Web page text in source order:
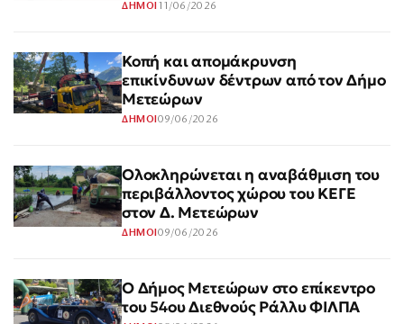
ΔΗΜΟΙ 11/06/2026
Κοπή και απομάκρυνση
επικίνδυνων δέντρων από τον Δήμο
Μετεώρων
ΔΗΜΟΙ 09/06/2026
Ολοκληρώνεται η αναβάθμιση του
περιβάλλοντος χώρου του ΚΕΓΕ
στον Δ. Μετεώρων
ΔΗΜΟΙ 09/06/2026
Ο Δήμος Μετεώρων στο επίκεντρο
του 54ου Διεθνούς Ράλλυ ΦΙΛΠΑ